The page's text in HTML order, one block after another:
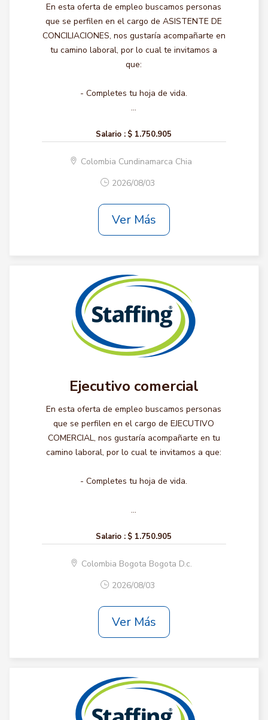
En esta oferta de empleo buscamos personas
que se perfilen en el cargo de ASISTENTE DE
CONCILIACIONES, nos gustaría acompañarte en
tu camino laboral, por lo cual te invitamos a
que:
- Completes tu hoja de vida.
...
Salario : $ 1.750.905
Colombia Cundinamarca Chia
2026/08/03
Ver Más
Ejecutivo comercial
En esta oferta de empleo buscamos personas
que se perfilen en el cargo de EJECUTIVO
COMERCIAL, nos gustaría acompañarte en tu
camino laboral, por lo cual te invitamos a que:
- Completes tu hoja de vida.
...
Salario : $ 1.750.905
Colombia Bogota Bogota D.c.
2026/08/03
Ver Más